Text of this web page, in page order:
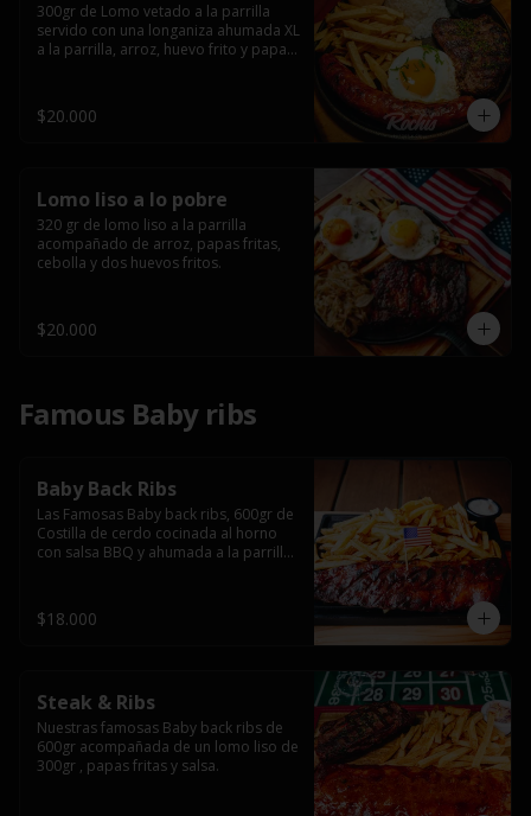
300gr de Lomo vetado a la parrilla
servido con una longaniza ahumada XL
a la parrilla, arroz, huevo frito y papas
$20.000
Lomo liso a lo pobre
320 gr de lomo liso a la parrilla
acompañado de arroz, papas fritas,
cebolla y dos huevos fritos.
$20.000
Famous Baby ribs
Baby Back Ribs
Las Famosas Baby back ribs, 600gr de
Costilla de cerdo cocinada al horno
con salsa BBQ y ahumada a la parrilla
$18.000
Steak & Ribs
Nuestras famosas Baby back ribs de
600gr acompañada de un lomo liso de
300gr , papas fritas y salsa.